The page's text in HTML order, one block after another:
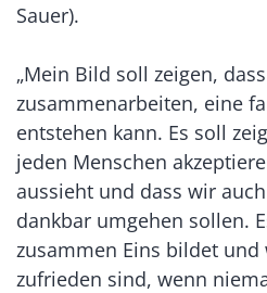
Sauer).
„Mein Bild soll zeigen,
zusammenarbeiten, eine
entstehen kann. Es soll
jeden Menschen
aussieht und dass wir
dankbar umgehen sollen.
zusammen Eins bildet und
zufrieden sind, wenn